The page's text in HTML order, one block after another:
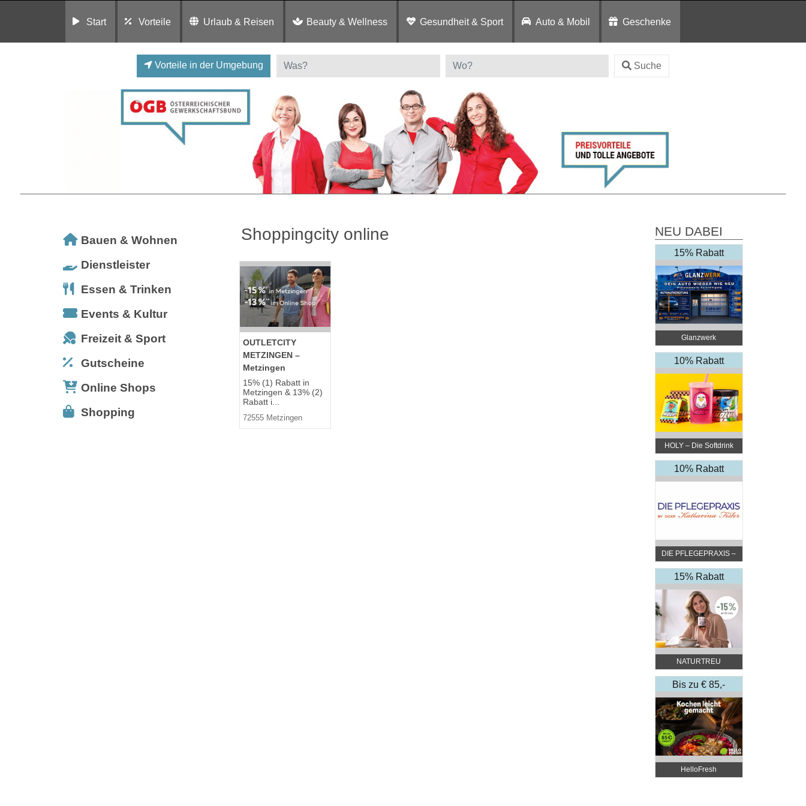
Start Vorteile Urlaub & Reisen Beauty & Wellness Gesundheit & Sport Auto & Mobil Geschenke
Vorteile in der Umgebung Suche
Bauen & Wohnen
Dienstleister
Essen & Trinken
Events & Kultur
Freizeit & Sport
Gutscheine
Online Shops
Shopping
Shoppingcity online
OUTLETCITY
METZINGEN –
Metzingen
15% (1) Rabatt in
Metzingen & 13% (2)
Rabatt i...
72555 Metzingen
NEU DABEI
15% Rabatt
Glanzwerk
Autoreinigung
10% Rabatt
HOLY – Die Softdrink
Revolution
10% Rabatt
DIE PFLEGEPRAXIS –
by DGKP Katharina
Fister
15% Rabatt
NATURTREU
Bis zu € 85,-
Rabatt
HelloFresh